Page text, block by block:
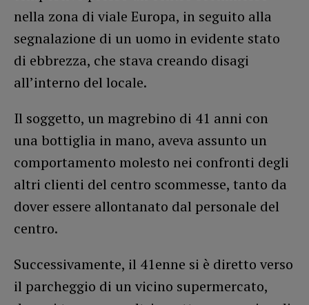
nella zona di viale Europa, in seguito alla
segnalazione di un uomo in evidente stato
di ebbrezza, che stava creando disagi
all’interno del locale.
Il soggetto, un magrebino di 41 anni con
una bottiglia in mano, aveva assunto un
comportamento molesto nei confronti degli
altri clienti del centro scommesse, tanto da
dover essere allontanato dal personale del
centro.
Successivamente, il 41enne si è diretto verso
il parcheggio di un vicino supermercato,